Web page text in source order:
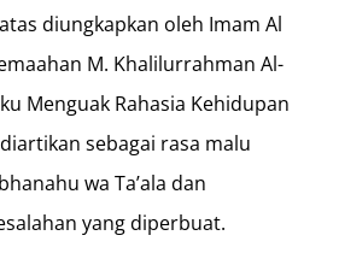
diungkapkan oleh Imam Al
M. Khalilurrahman Al-
Menguak Rahasia Kehidupan
sebagai rasa malu
wa Ta’ala dan
yang diperbuat.